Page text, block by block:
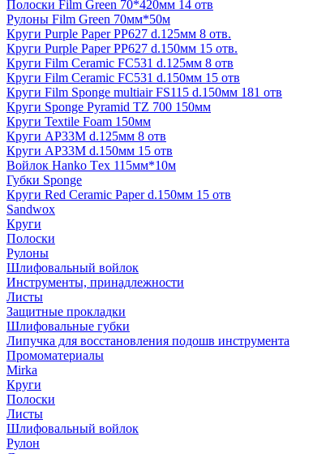
Полоски Film Green 70*420мм 14 отв
Рулоны Film Green 70мм*50м
Круги Purple Paper PP627 d.125мм 8 отв.
Круги Purple Paper PP627 d.150мм 15 отв.
Круги Film Ceramic FC531 d.125мм 8 отв
Круги Film Ceramic FC531 d.150мм 15 отв
Круги Film Sponge multiair FS115 d.150мм 181 отв
Круги Sponge Pyramid TZ 700 150мм
Круги Textile Foam 150мм
Круги AP33M d.125мм 8 отв
Круги AP33M d.150мм 15 отв
Войлок Hanko Tех 115мм*10м
Губки Sponge
Круги Red Ceramic Paper d.150мм 15 отв
Sandwox
Круги
Полоски
Рулоны
Шлифовальный войлок
Инструменты, принадлежности
Листы
Защитные прокладки
Шлифовальные губки
Липучка для восстановления подошв инструмента
Промоматериалы
Mirka
Круги
Полоски
Листы
Шлифовальный войлок
Рулон